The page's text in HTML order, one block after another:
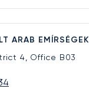
ARAB EMÍRSÉGEK
4, Office B03